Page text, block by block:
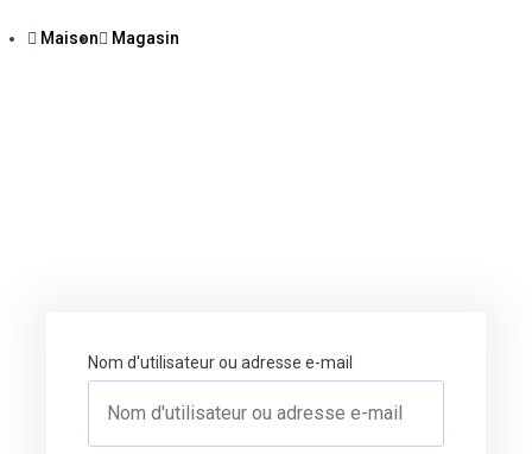
Maison Magasin
Nom d'utilisateur ou adresse e-mail